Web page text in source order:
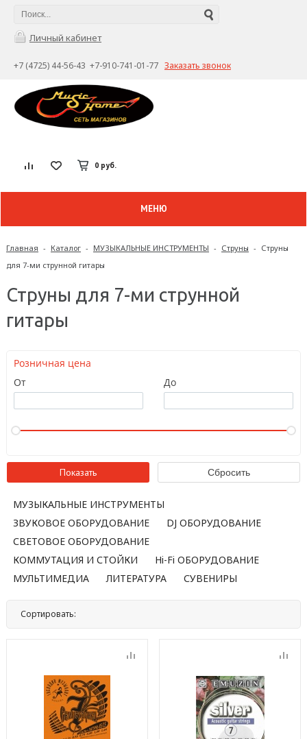
Личный кабинет
+7 (4725) 44-56-43 +7-910-741-01-77 Заказать звонок
0 руб.
МЕНЮ
Главная - Каталог - МУЗЫКАЛЬНЫЕ ИНСТРУМЕНТЫ - Струны - Струны
для 7-ми струнной гитары
Струны для 7-ми струнной
гитары
Розничная цена
От
До
МУЗЫКАЛЬНЫЕ ИНСТРУМЕНТЫ
ЗВУКОВОЕ ОБОРУДОВАНИЕ
DJ ОБОРУДОВАНИЕ
СВЕТОВОЕ ОБОРУДОВАНИЕ
КОММУТАЦИЯ И СТОЙКИ
Hi-Fi ОБОРУДОВАНИЕ
МУЛЬТИМЕДИА
ЛИТЕРАТУРА СУВЕНИРЫ
Сортировать: